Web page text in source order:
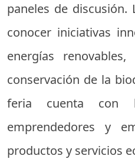
paneles de discusión.
conocer iniciativas
energías
conservación de la
feria cuenta con
emprendedores y
productos y servicios